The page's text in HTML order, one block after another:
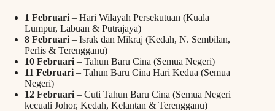
1 Februari – Hari Wilayah Persekutuan (Kuala
Lumpur, Labuan & Putrajaya)
8 Februari – Israk dan Mikraj (Kedah, N. Sembilan,
Perlis & Terengganu)
10 Februari – Tahun Baru Cina (Semua Negeri)
11 Februari – Tahun Baru Cina Hari Kedua (Semua
Negeri)
12 Februari – Cuti Tahun Baru Cina (Semua Negeri
kecuali Johor, Kedah, Kelantan & Terengganu)